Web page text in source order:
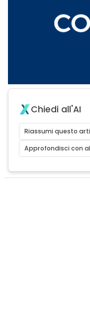
Chiedi all'AI
Riassumi questo
Approfondisci con